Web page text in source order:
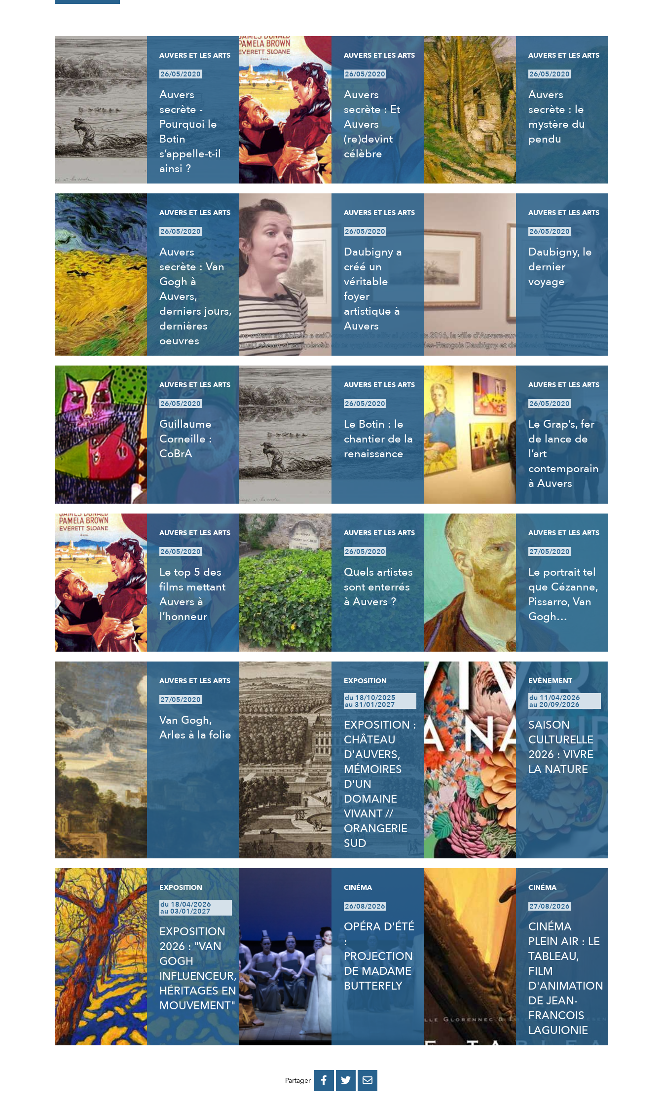
RÉSULTATS
AUVERS ET LES ARTS
26/05/2020
Auvers
secrète -
Pourquoi le
Botin
s’appelle-t-il
ainsi ?
AUVERS ET LES ARTS
26/05/2020
Auvers
secrète : Et
Auvers
(re)devint
célèbre
AUVERS ET LES ARTS
26/05/2020
Auvers
secrète : le
mystère du
pendu
AUVERS ET LES ARTS
26/05/2020
Auvers
secrète : Van
Gogh à
Auvers,
derniers jours,
dernières
oeuvres
AUVERS ET LES ARTS
26/05/2020
Daubigny a
créé un
véritable
foyer
artistique à
Auvers
AUVERS ET LES ARTS
26/05/2020
Daubigny, le
dernier
voyage
AUVERS ET LES ARTS
26/05/2020
Guillaume
Corneille :
CoBrA
AUVERS ET LES ARTS
26/05/2020
Le Botin : le
chantier de la
renaissance
AUVERS ET LES ARTS
26/05/2020
Le Grap’s, fer
de lance de
l’art
contemporain
à Auvers
AUVERS ET LES ARTS
26/05/2020
Le top 5 des
films mettant
Auvers à
l’honneur
AUVERS ET LES ARTS
26/05/2020
Quels artistes
sont enterrés
à Auvers ?
AUVERS ET LES ARTS
27/05/2020
Le portrait tel
que Cézanne,
Pissarro, Van
Gogh…
AUVERS ET LES ARTS
27/05/2020
Van Gogh,
Arles à la folie
EXPOSITION
du 18/10/2025
au 31/01/2027
EXPOSITION :
CHÂTEAU
D'AUVERS,
MÉMOIRES
D'UN
DOMAINE
VIVANT //
ORANGERIE
SUD
EVÈNEMENT
du 11/04/2026
au 20/09/2026
SAISON
CULTURELLE
2026 : VIVRE
LA NATURE
EXPOSITION
du 18/04/2026
au 03/01/2027
EXPOSITION
2026 : "VAN
GOGH
INFLUENCEUR,
HÉRITAGES EN
MOUVEMENT"
CINÉMA
26/08/2026
OPÉRA D'ÉTÉ
:
PROJECTION
DE MADAME
BUTTERFLY
CINÉMA
27/08/2026
CINÉMA
PLEIN AIR : LE
TABLEAU,
FILM
D'ANIMATION
DE JEAN-
FRANCOIS
LAGUIONIE
Partager 
PARTAGER
PARTAGER
PARTAGER